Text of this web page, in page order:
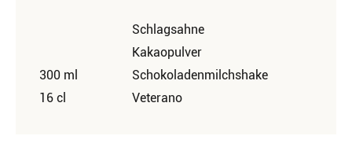
Schlagsahne
Kakaopulver
300 ml
Schokoladenmilchshake
16 cl
Veterano